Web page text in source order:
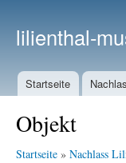
lilienthal-
Startseite
Objekt
Startseite » Nachlass